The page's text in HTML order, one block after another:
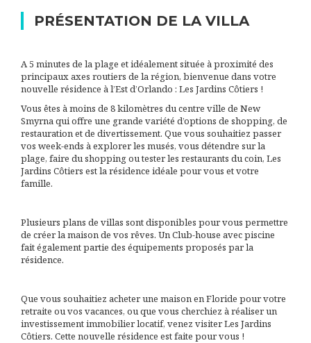
PRÉSENTATION DE LA VILLA
A 5 minutes de la plage et idéalement située à proximité des
principaux axes routiers de la région, bienvenue dans votre
nouvelle résidence à l’Est d’Orlando : Les Jardins Côtiers !
Vous êtes à moins de 8 kilomètres du centre ville de New
Smyrna qui offre une grande variété d’options de shopping, de
restauration et de divertissement. Que vous souhaitiez passer
vos week-ends à explorer les musés, vous détendre sur la
plage, faire du shopping ou tester les restaurants du coin, Les
Jardins Côtiers est la résidence idéale pour vous et votre
famille.
Plusieurs plans de villas sont disponibles pour vous permettre
de créer la maison de vos rêves. Un Club-house avec piscine
fait également partie des équipements proposés par la
résidence.
Que vous souhaitiez acheter une maison en Floride pour votre
retraite ou vos vacances, ou que vous cherchiez à réaliser un
investissement immobilier locatif, venez visiter Les Jardins
Côtiers. Cette nouvelle résidence est faite pour vous !